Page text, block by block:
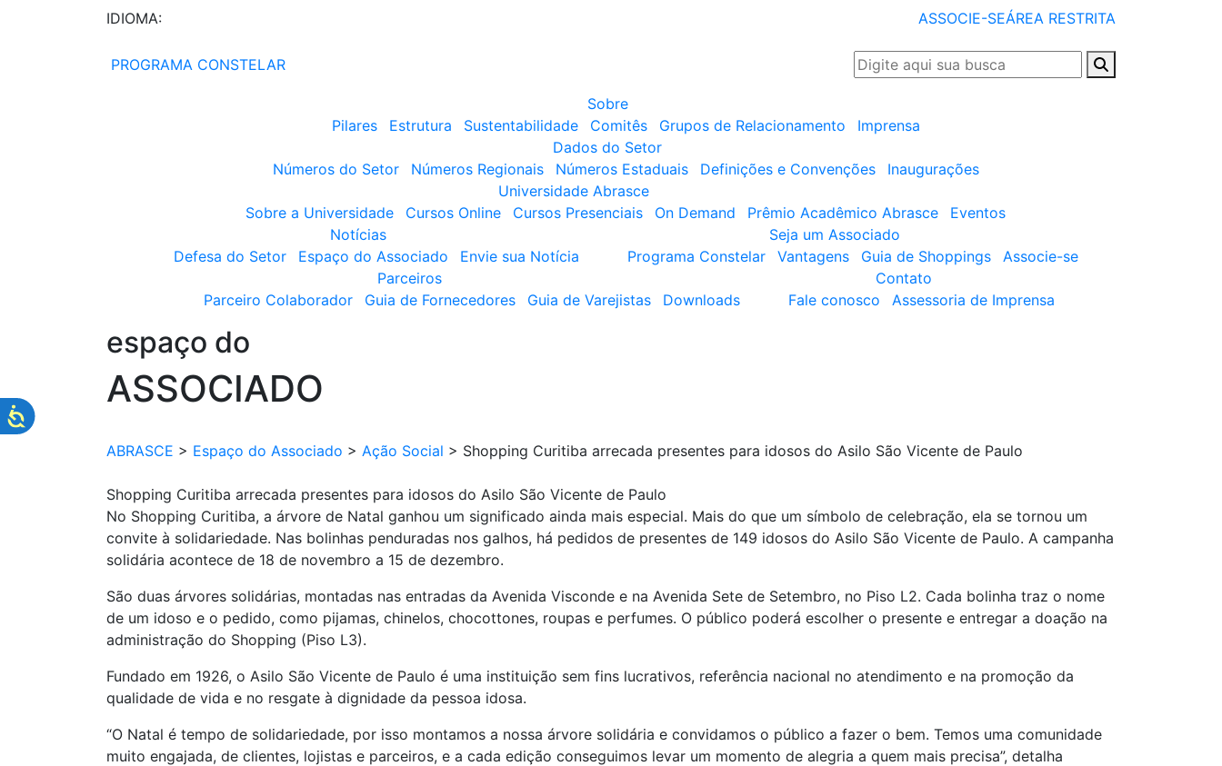
IDIOMA: ASSOCIE-SEÁREA RESTRITA
PROGRAMA CONSTELAR
Sobre
Pilares
Estrutura Sustentabilidade Comitês Grupos de Relacionamento
Imprensa
Dados do Setor
Números do Setor
Números Regionais Números Estaduais Definições e Convenções
Inaugurações
Universidade Abrasce
Sobre a Universidade
Cursos Online Cursos Presenciais On Demand Prêmio Acadêmico Abrasce
Eventos
Notícias
Defesa do Setor
Espaço do Associado Envie sua Notícia
Seja um Associado
Programa Constelar
Vantagens Guia de Shoppings
Associe-se
Parceiros
Parceiro Colaborador
Guia de Fornecedores Guia de Varejistas Downloads
Contato
Fale conosco
Assessoria de Imprensa
espaço do
ASSOCIADO
ABRASCE > Espaço do Associado > Ação Social > Shopping Curitiba arrecada presentes para idosos do Asilo São Vicente de Paulo
Shopping Curitiba arrecada presentes para idosos do Asilo São Vicente de Paulo
No Shopping Curitiba, a árvore de Natal ganhou um significado ainda mais especial. Mais do que um símbolo de celebração, ela se tornou um
convite à solidariedade. Nas bolinhas penduradas nos galhos, há pedidos de presentes de 149 idosos do Asilo São Vicente de Paulo. A campanha
solidária acontece de 18 de novembro a 15 de dezembro.
São duas árvores solidárias, montadas nas entradas da Avenida Visconde e na Avenida Sete de Setembro, no Piso L2. Cada bolinha traz o nome
de um idoso e o pedido, como pijamas, chinelos, chocottones, roupas e perfumes. O público poderá escolher o presente e entregar a doação na
administração do Shopping (Piso L3).
Fundado em 1926, o Asilo São Vicente de Paulo é uma instituição sem fins lucrativos, referência nacional no atendimento e na promoção da
qualidade de vida e no resgate à dignidade da pessoa idosa.
“O Natal é tempo de solidariedade, por isso montamos a nossa árvore solidária e convidamos o público a fazer o bem. Temos uma comunidade
muito engajada, de clientes, lojistas e parceiros, e a cada edição conseguimos levar um momento de alegria a quem mais precisa”, detalha